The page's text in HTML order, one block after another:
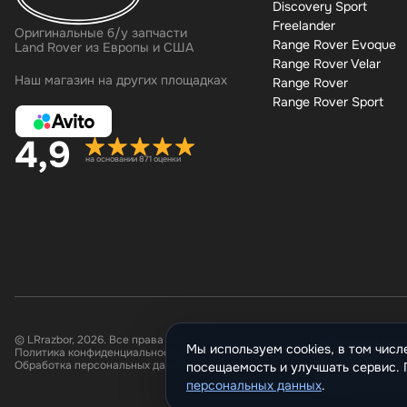
Оригинальные б/у запчасти
Land Rover из Европы и США
Наш магазин на других площадках
4,9 на основании 871 оценки
Discovery Sport
Freelander
Range Rover Evoque
Range Rover Velar
Range Rover
Range Rover Sport
© LRrazbor, 2026. Все права защищены.
Политика конфиденциальности
Обработка персональных данных
Все материалы
копирование,
ресурсы в
Мы используем cookies, в том
посещаемость и улучшать
персональных данных.